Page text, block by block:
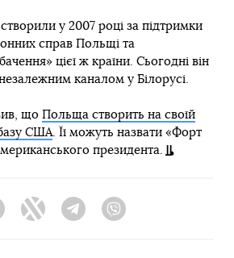
у 2007 році за підтримки
справ Польщі та
цієї ж країни. Сьогодні він
каналом у Білорусі.
що Польща створить на своїй
базу США . Її можуть назвати «Форт
президента.
FacebookTwitter Telegram